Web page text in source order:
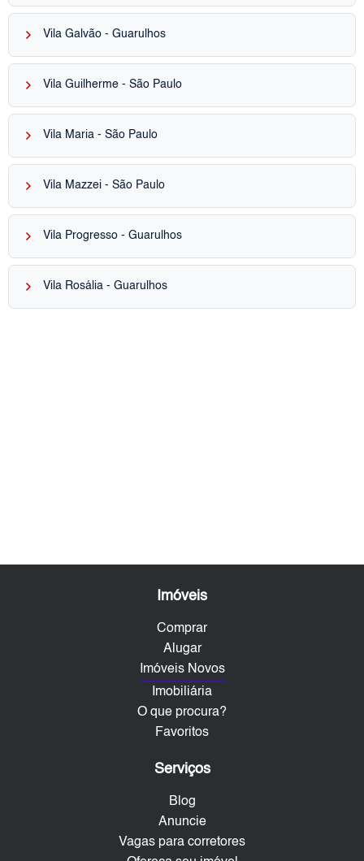
keyboard_arrow_right Vila Galvão - Guarulhos
keyboard_arrow_right Vila Guilherme - São Paulo
keyboard_arrow_right Vila Maria - São Paulo
keyboard_arrow_right Vila Mazzei - São Paulo
keyboard_arrow_right Vila Progresso - Guarulhos
keyboard_arrow_right Vila Rosália - Guarulhos
Imóveis
Comprar
Alugar
Imóveis Novos
Imobiliária
O que procura?
Favoritos
Serviços
Blog
Anuncie
Vagas para corretores